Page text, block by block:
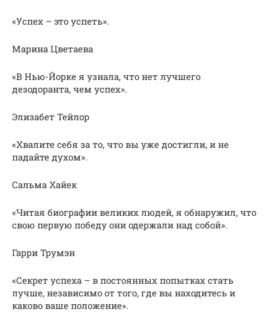
«Успех – это успеть».
Марина Цветаева
«В Нью-Йорке я узнала, что нет лучшего
дезодоранта, чем успех».
Элизабет Тейлор
«Хвалите себя за то, что вы уже достигли, и не
падайте духом».
Сальма Хайек
«Читая биографии великих людей, я обнаружил, что
свою первую победу они одержали над собой».
Гарри Трумэн
«Секрет успеха – в постоянных попытках стать
лучше, независимо от того, где вы находитесь и
каково ваше положение».